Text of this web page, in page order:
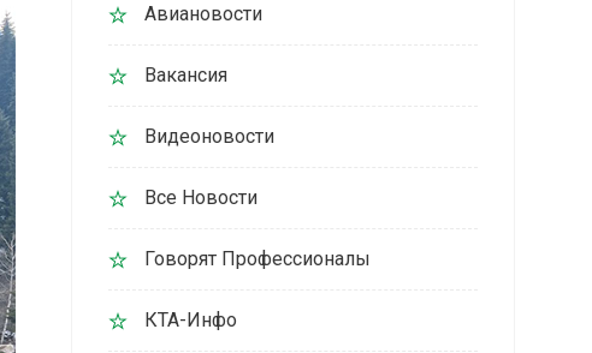
Авиановости
Вакансия
Видеоновости
Все Новости
Говорят Профессионалы
КТА-Инфо